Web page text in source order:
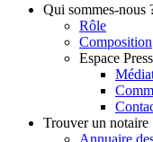
Qui sommes-nous
Rôle
Composition
Espace
Trouver un notaire
Annuaire